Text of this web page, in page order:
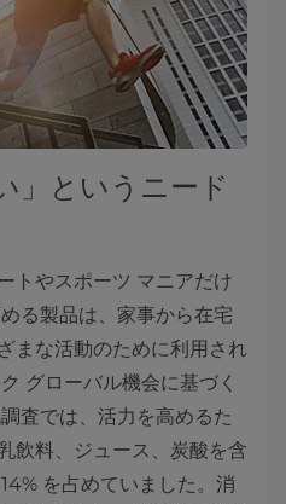
」というニード
トやスポーツ マニアだけ
る製品は、家事から在宅
まな活動のために利用され
グローバル機会に基づく
査では、活力を高めるた
飲料、ジュース、炭酸を含
を占めていました。消